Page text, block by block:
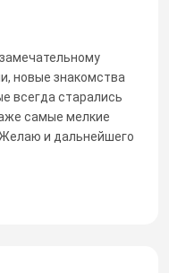
новые знакомства
всегда старались
самые мелкие
и дальнейшего